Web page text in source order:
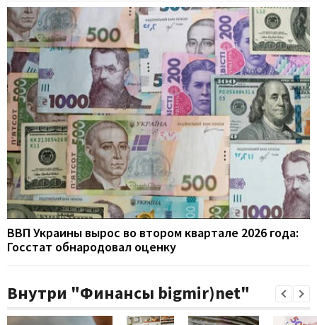
ВВП Украины вырос во втором квартале 2026 года:
Госстат обнародовал оценку
Внутри "Финансы bigmir)net"